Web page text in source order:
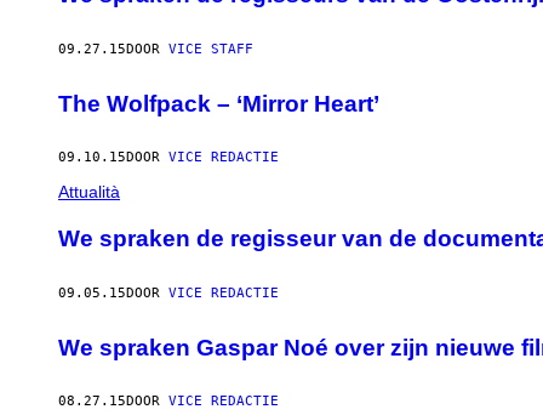
09.27.15DOOR VICE STAFF
The Wolfpack – ‘Mirror Heart’
09.10.15DOOR VICE REDACTIE
Attualità
We spraken de regisseur van de
09.05.15DOOR VICE REDACTIE
We spraken Gaspar Noé over zijn nieuwe
08.27.15DOOR VICE REDACTIE